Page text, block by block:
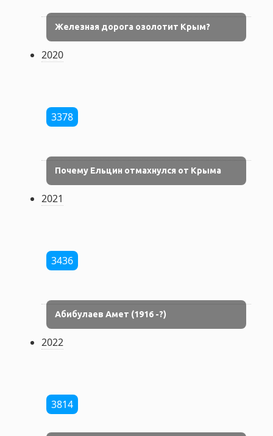
Железная дорога озолотит Крым?
2020
3378
Почему Ельцин отмахнулся от Крыма
2021
3436
Абибулаев Амет (1916 -?)
2022
3814